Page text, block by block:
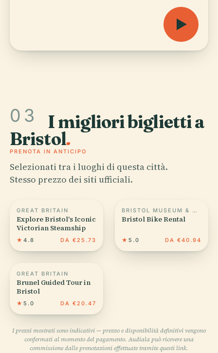
03 I migliori biglietti a
Bristol.
PRENOTA IN ANTICIPO
Selezionati tra i luoghi di questa città.
Stesso prezzo dei siti ufficiali.
GREAT BRITAIN
Explore Bristol's Iconic
Victorian Steamship
★ 4.8 DA €25.73
BRISTOL MUSEUM & ART GALLERY
Bristol Bike Rental
★ 5.0 DA €40.94
GREAT BRITAIN
Brunel Guided Tour in
Bristol
★ 5.0 DA €20.47
I prezzi mostrati sono indicativi — prezzo e disponibilità definitivi vengono
confermati al momento del pagamento. Audiala può ricevere una
commissione dalle prenotazioni effettuate tramite questi link.